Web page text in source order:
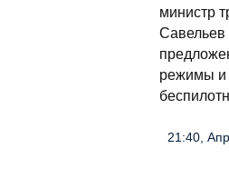
министр
Савельев
режимы и
21:40,